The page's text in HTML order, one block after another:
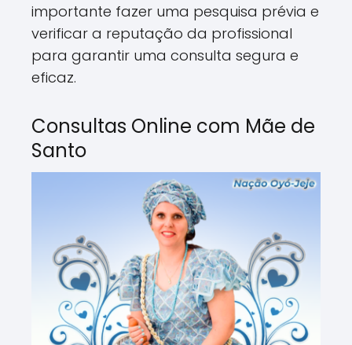
importante fazer uma pesquisa prévia e
verificar a reputação da profissional
para garantir uma consulta segura e
eficaz.
Consultas Online com Mãe de
Santo